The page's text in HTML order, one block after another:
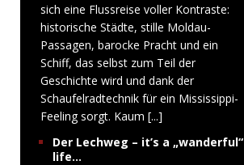
sich eine Flussreise voller Kontraste:
historische Städte, stille Moldau-
Passagen, barocke Pracht und ein
Schiff, das selbst zum Teil der
Geschichte wird und dank der
Schaufelradtechnik für ein Mississippi-
Feeling sorgt. Kaum [...]
Der Lechweg – it’s a „wanderful“
life…